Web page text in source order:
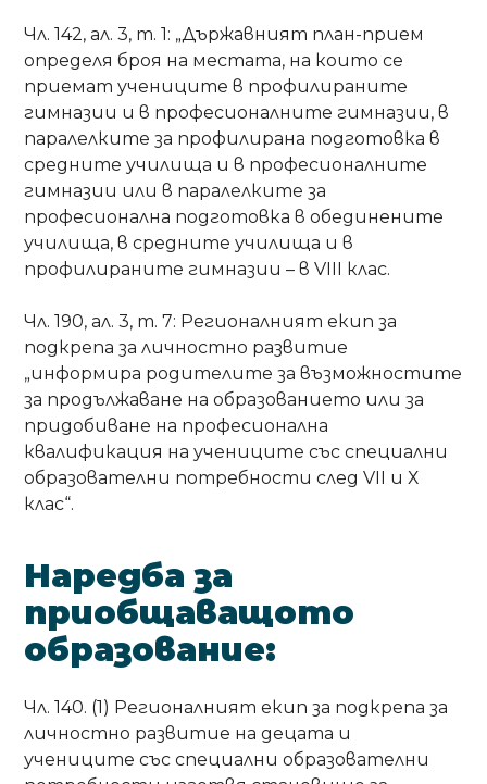
Чл. 142, ал. 3, т. 1: „Държавният план-прием
определя броя на местата, на които се
приемат учениците в профилираните
гимназии и в професионалните гимназии, в
паралелките за профилирана подготовка в
средните училища и в професионалните
гимназии или в паралелките за
професионална подготовка в обединените
училища, в средните училища и в
профилираните гимназии – в VІІІ клас.
Чл. 190, ал. 3, т. 7: Регионалният екип за
подкрепа за личностно развитие
„информира родителите за възможностите
за продължаване на образованието или за
придобиване на професионална
квалификация на учениците със специални
образователни потребности след VІІ и Х
клас“.
Наредба за
приобщаващото
образование:
Чл. 140. (1) Регионалният екип за подкрепа за
личностно развитие на децата и
учениците със специални образователни